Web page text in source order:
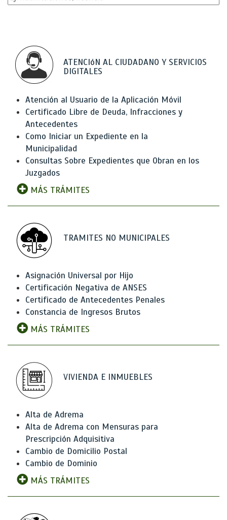
ATENCIóN AL CIUDADANO Y SERVICIOS
DIGITALES
Atención al Usuario de la Aplicación Móvil
Certificado Libre de Deuda, Infracciones y
Antecedentes
Como Iniciar un Expediente en la
Municipalidad
Consultas Sobre Expedientes que Obran en los
Juzgados
MÁS TRÁMITES
TRAMITES NO MUNICIPALES
Asignación Universal por Hijo
Certificación Negativa de ANSES
Certificado de Antecedentes Penales
Constancia de Ingresos Brutos
MÁS TRÁMITES
VIVIENDA E INMUEBLES
Alta de Adrema
Alta de Adrema con Mensuras para
Prescripción Adquisitiva
Cambio de Domicilio Postal
Cambio de Dominio
MÁS TRÁMITES